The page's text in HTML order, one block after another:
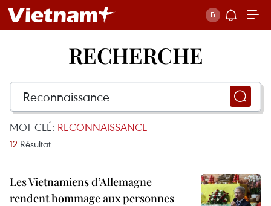
RECHERCHE
MOT CLÉ: RECONNAISSANCE
12 Résultat
Les Vietnamiens d’Allemagne
rendent hommage aux personnes